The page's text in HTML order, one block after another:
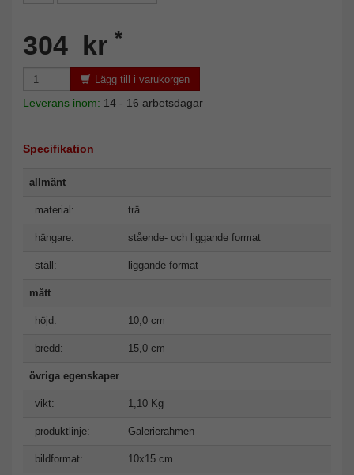
304 kr *
Lägg till i varukorgen
Leverans inom: 14 - 16 arbetsdagar
Specifikation
allmänt
material: trä
hängare: stående- och liggande format
ställ: liggande format
mått
höjd: 10,0 cm
bredd: 15,0 cm
övriga egenskaper
vikt: 1,10 Kg
produktlinje: Galerierahmen
bildformat: 10x15 cm